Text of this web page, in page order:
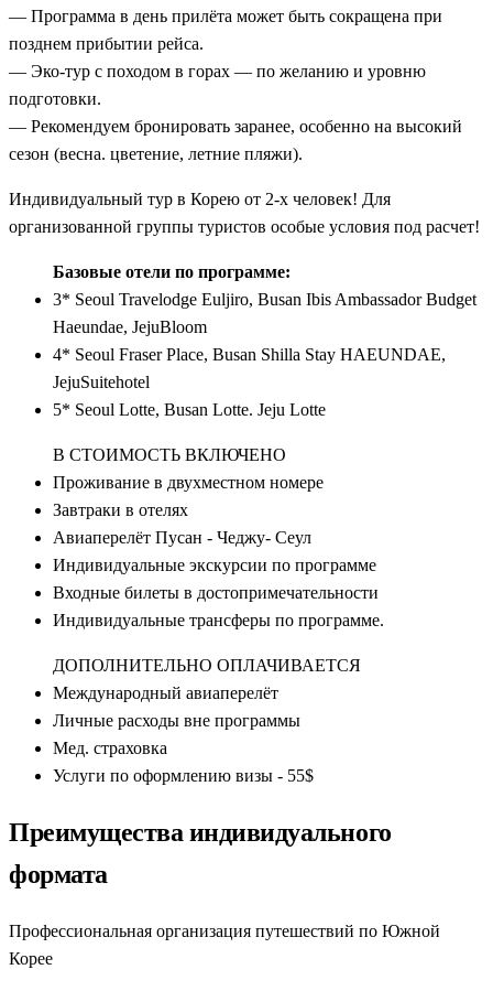
— Программа в день прилёта может быть сокращена при
позднем прибытии рейса.
— Эко-тур с походом в горах — по желанию и уровню
подготовки.
— Рекомендуем бронировать заранее, особенно на высокий
сезон (весна. цветение, летние пляжи).
Индивидуальный тур в Корею от 2-х человек! Для
организованной группы туристов особые условия под расчет!
Базовые отели по программе:
3* Seoul Travelodge Euljiro, Busan Ibis Ambassador Budget
Haeundae, JejuBloom
4* Seoul Fraser Place, Busan Shilla Stay HAEUNDAE,
JejuSuitehotel
5* Seoul Lotte, Busan Lotte. Jeju Lotte
В СТОИМОСТЬ ВКЛЮЧЕНО
Проживание в двухместном номере
Завтраки в отелях
Авиаперелёт Пусан - Чеджу- Сеул
Индивидуальные экскурсии по программе
Входные билеты в достопримечательности
Индивидуальные трансферы по программе.
ДОПОЛНИТЕЛЬНО ОПЛАЧИВАЕТСЯ
Международный авиаперелёт
Личные расходы вне программы
Мед. страховка
Услуги по оформлению визы - 55$
Преимущества индивидуального
формата
Профессиональная организация путешествий по Южной
Корее